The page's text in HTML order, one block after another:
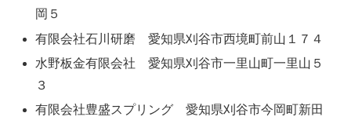
岡５
有限会社石川研磨 愛知県刈谷市西境町前山１７４
水野板金有限会社 愛知県刈谷市一里山町一里山５
３
有限会社豊盛スプリング 愛知県刈谷市今岡町新田